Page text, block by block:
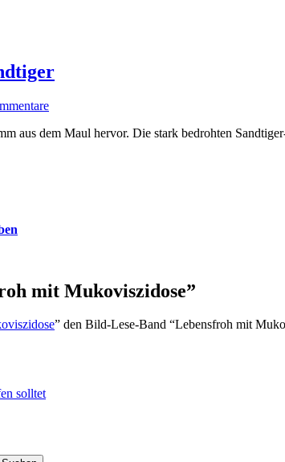
aus dem Maul hervor. Die stark bedrohten
mit Mukoviszidose”
” den Bild-Lese-Band “Lebensfroh mit
solltet